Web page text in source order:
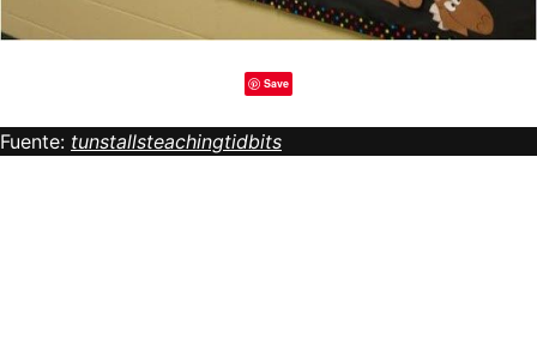
Save
Fuente: tunstallsteachingtidbits